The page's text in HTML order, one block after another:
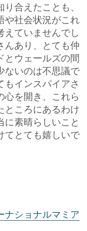
合えたことも、
や社会状況がこれ
えていませんでし
んあり、とても仲
とウェールズの間
ないのは不思議で
インスパイアさ
心を開き、これら
ところにあるわけ
に素晴らしいこと
てとても嬉しいで
ナショナルマミア